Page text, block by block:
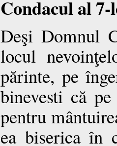
Condacul al 7-
Deşi Domnul
locul
părinte, pe
binevesti că
pentru
ea biserica în